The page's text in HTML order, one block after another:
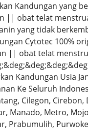
Kandungan yang
|| obat telat
yang tidak
Cytotec 100%
|| obat telat
Kandungan Usia
Ke Seluruh
Cilegon,
Manado, Metro,
Prabumulih,